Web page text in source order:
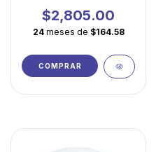
$2,805.00
24 meses de $164.58
COMPRAR